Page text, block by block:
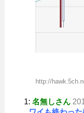
http://
1: 名無しさん